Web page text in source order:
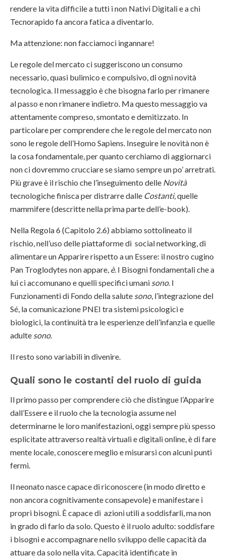
rendere la vita difficile a tutti i non Nativi Digitali e a chi
Tecnorapido fa ancora fatica a diventarlo.
Ma attenzione: non facciamoci ingannare!
Le regole del mercato ci suggeriscono un consumo
necessario, quasi bulimico e compulsivo, di ogni novità
tecnologica. Il messaggio è che bisogna farlo per rimanere
al passo e non rimanere indietro. Ma questo messaggio va
attentamente compreso, smontato e demitizzato. In
particolare per comprendere che le regole del mercato non
sono le regole dell’Homo Sapiens. Inseguire le novità non è
la cosa fondamentale, per quanto cerchiamo di aggiornarci
non ci dovremmo crucciare se siamo sempre un po’ arretrati.
Più grave è il rischio che l’inseguimento delle Novità
tecnologiche finisca per distrarre dalle Costanti, quelle
mammifere (descritte nella prima parte dell’e-book).
Nella Regola 6 (Capitolo 2.6) abbiamo sottolineato il
rischio, nell’uso delle piattaforme di social networking, di
alimentare un Apparire rispetto a un Essere: il nostro cugino
Pan Troglodytes non appare, è. I Bisogni fondamentali che a
lui ci accomunano e quelli specifici umani sono. I
Funzionamenti di Fondo della salute sono, l’integrazione del
Sé, la comunicazione PNEI tra sistemi psicologici e
biologici, la continuità tra le esperienze dell’infanzia e quelle
adulte sono.
Il resto sono variabili in divenire.
Quali sono le costanti del ruolo di guida
Il primo passo per comprendere ciò che distingue l’Apparire
dall’Essere e il ruolo che la tecnologia assume nel
determinarne le loro manifestazioni, oggi sempre più spesso
esplicitate attraverso realtà virtuali e digitali online, è di fare
mente locale, conoscere meglio e misurarsi con alcuni punti
fermi.
Il neonato nasce capace di riconoscere (in modo diretto e
non ancora cognitivamente consapevole) e manifestare i
propri bisogni. È capace di azioni utili a soddisfarli, ma non
in grado di farlo da solo. Questo è il ruolo adulto: soddisfare
i bisogni e accompagnare nello sviluppo delle capacità da
attuare da solo nella vita. Capacità identificate in